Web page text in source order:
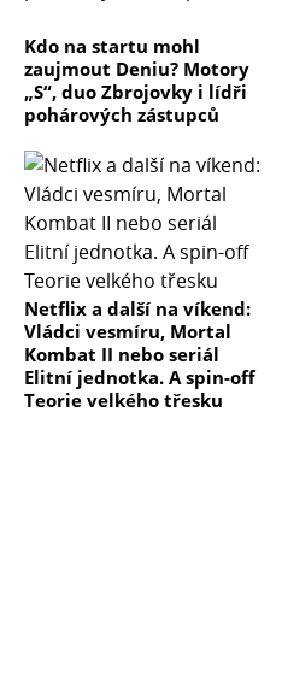
Kdo na startu mohl
zaujmout Deniu? Motory
„S“, duo Zbrojovky i lídři
pohárových zástupců
Netflix a další na víkend:
Vládci vesmíru, Mortal
Kombat II nebo seriál
Elitní jednotka. A spin-off
Teorie velkého třesku